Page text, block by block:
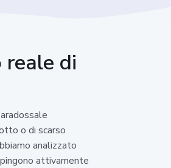
di
o di scarso
analizzato
attivamente